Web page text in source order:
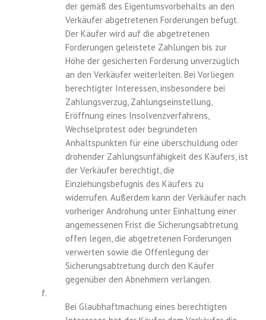
der gemäß des Eigentumsvorbehalts an den
Verkäufer abgetretenen Forderungen befugt.
Der Käufer wird auf die abgetretenen
Forderungen geleistete Zahlungen bis zur
Höhe der gesicherten Forderung unverzüglich
an den Verkäufer weiterleiten. Bei Vorliegen
berechtigter Interessen, insbesondere bei
Zahlungsverzug, Zahlungseinstellung,
Eröffnung eines Insolvenzverfahrens,
Wechselprotest oder begründeten
Anhaltspunkten für eine überschuldung oder
drohender Zahlungsunfähigkeit des Käufers, ist
der Verkäufer berechtigt, die
Einziehungsbefugnis des Käufers zu
widerrufen. Außerdem kann der Verkäufer nach
vorheriger Androhung unter Einhaltung einer
angemessenen Frist die Sicherungsabtretung
offen legen, die abgetretenen Forderungen
verwerten sowie die Offenlegung der
Sicherungsabtretung durch den Käufer
gegenüber den Abnehmern verlangen.
f.
Bei Glaubhaftmachung eines berechtigten